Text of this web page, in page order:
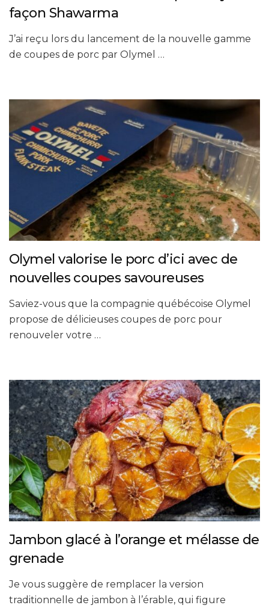
façon Shawarma
J’ai reçu lors du lancement de la nouvelle gamme
de coupes de porc par Olymel …
Olymel valorise le porc d’ici avec de
nouvelles coupes savoureuses
Saviez-vous que la compagnie québécoise Olymel
propose de délicieuses coupes de porc pour
renouveler votre …
Jambon glacé à l’orange et mélasse de
grenade
Je vous suggère de remplacer la version
traditionnelle de jambon à l’érable, qui figure